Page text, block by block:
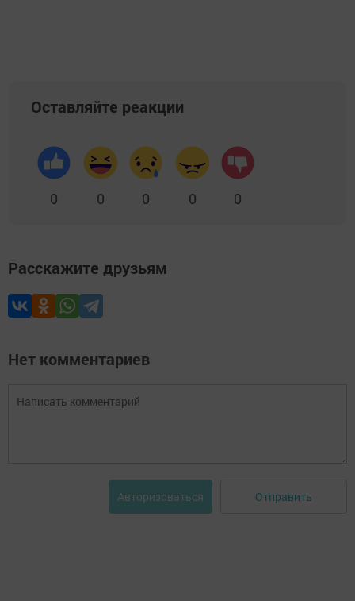
Оставляйте реакции
0 0 0 0 0
Расскажите друзьям
Нет комментариев
Авторизоваться Отправить